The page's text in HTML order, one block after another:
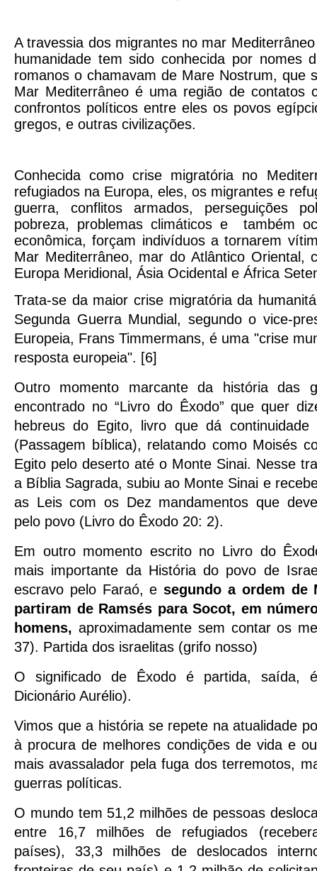
A travessia dos migrantes no mar
humanidade tem sido conhecida por nomes
romanos o chamavam de Mare Nostrum, que
Mar Mediterrâneo é uma região de contatos
confrontos políticos entre eles os povos
gregos, e outras civilizações.
Conhecida como crise migratória no
refugiados na Europa, eles, os migrantes e
guerra, conflitos armados, perseguições
pobreza, problemas climáticos e também
econômica, forçam indivíduos a tornarem
Mar Mediterrâneo, mar do Atlântico Oriental,
Europa Meridional, Ásia Ocidental e África
Trata-se da maior crise migratória da
Segunda Guerra Mundial, segundo o vice-
Europeia, Frans Timmermans, é uma "crise
resposta europeia". [6]
Outro momento marcante da história das
encontrado no “Livro do Êxodo” que quer
hebreus do Egito, livro que dá
(Passagem bíblica), relatando como Moisés
Egito pelo deserto até o Monte Sinai. Nesse
a Bíblia Sagrada, subiu ao Monte Sinai e
as Leis com os Dez mandamentos que
pelo povo (Livro do Êxodo 20: 2).
Em outro momento escrito no Livro do
mais importante da História do povo de
escravo pelo Faraó, esegundo a ordem de
partiram de Ramsés para Socot, em
homens, aproximadamente sem contar os
37). Partida dos israelitas (grifo nosso)
O significado de Êxodo é partida, saída,
Dicionário Aurélio).
Vimos que a história se repete na atualidade
à procura de melhores condições de vida e
mais avassalador pela fuga dos terremotos,
guerras políticas.
O mundo tem 51,2 milhões de pessoas
entre 16,7 milhões de refugiados
países), 33,3 milhões de deslocados